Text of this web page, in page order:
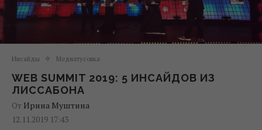
Инсайды Медиатусовка
WEB SUMMIT 2019: 5 ИНСАЙДОВ ИЗ
ЛИССАБОНА
От Ирина Муштина
12.11.2019 17:43